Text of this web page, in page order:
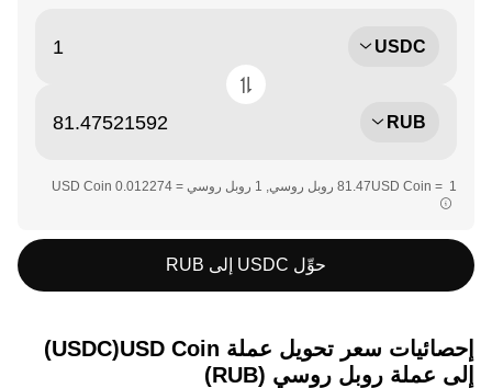
USDC
RUB
حوِّل USDC إلى RUB
إحصائيات سعر تحويل عملة ‏USD Coin(‏USDC)
إلى عملة ‏روبل روسي (‏RUB)